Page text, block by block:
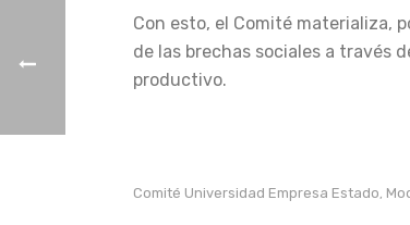
Con esto, el Comité materializa,
de las brechas sociales a través
productivo.
Comité Universidad Empresa Estado,